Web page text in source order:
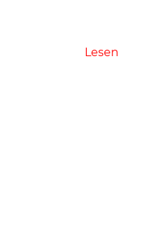
Navigation
Lesen